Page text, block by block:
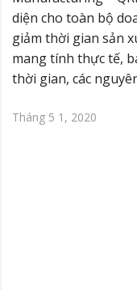
diện cho toàn bộ
giảm thời gian sản
mang tính thực tế,
thời gian, các
Tháng 5 1, 2020